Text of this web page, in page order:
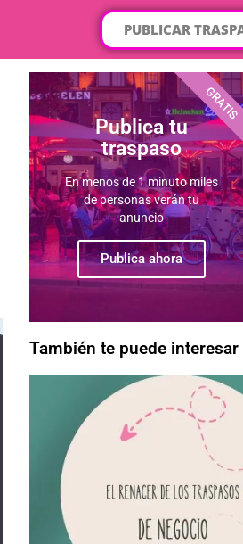
PUBLICAR
Publica tu
traspaso
En menos de 1 minuto miles
de personas verán tu
anuncio
Publica ahora
GRATIS
También te puede interesar